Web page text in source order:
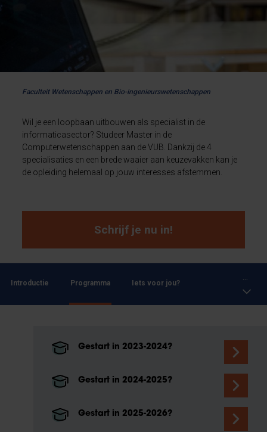
Faculteit Wetenschappen en Bio-ingenieurswetenschappen
Wil je een loopbaan uitbouwen als specialist in de
informaticasector? Studeer Master in de
Computerwetenschappen aan de VUB. Dankzij de 4
specialisaties en een brede waaier aan keuzevakken kan je
de opleiding helemaal op jouw interesses afstemmen.
Schrijf je nu in!
Introductie Programma Iets voor jou?
Gestart in 2023-2024?
Gestart in 2024-2025?
Gestart in 2025-2026?